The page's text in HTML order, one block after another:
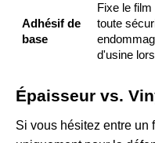
Adhésif de
base
Fixe le
toute
d'usine
Épaisseur vs.
Si vous hésitez entre un